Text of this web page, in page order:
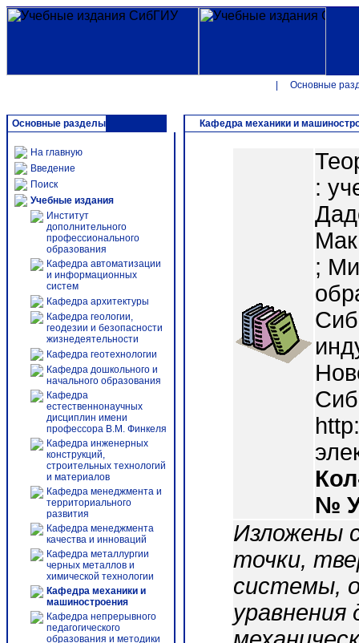
Основные
Основные разделы
На главную
Введение
Поиск
Учебные издания
Институт
дополнительного
профессионального
образования
Кафедра автоматизации
и информационных
систем
Кафедра архитектуры
Кафедра геологии,
геодезии и безопасности
жизнедеятельности
Кафедра геотехнологии
Кафедра дошкольного и
начального образования
Кафедра
естественнонаучных
дисциплин имени
профессора В.М. Финкеля
Кафедра инженерных
конструкций,
строительных технологий
и материалов
Кафедра менеджмента и
территориального
развития
Кафедра менеджмента
качества и инноваций
Кафедра металлургии
черных металлов и
химической технологии
Кафедра механики и
машиностроения
Кафедра непрерывного
педагогического
образования и методики
Кафедра механики и
:
;
№
Изложены
точки,
системы,